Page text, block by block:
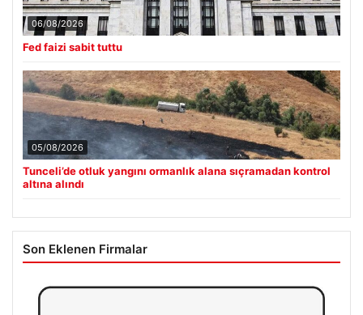
06/08/2026
Fed faizi sabit tuttu
05/08/2026
Tunceli’de otluk yangını ormanlık alana sıçramadan kontrol
altına alındı
Son Eklenen Firmalar